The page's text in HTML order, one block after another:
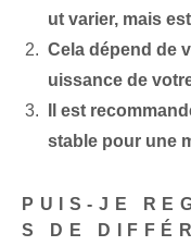
ut varier, mais
Cela dépend de
uissance de
Il est
stable pour une
PUIS-JE
S DE